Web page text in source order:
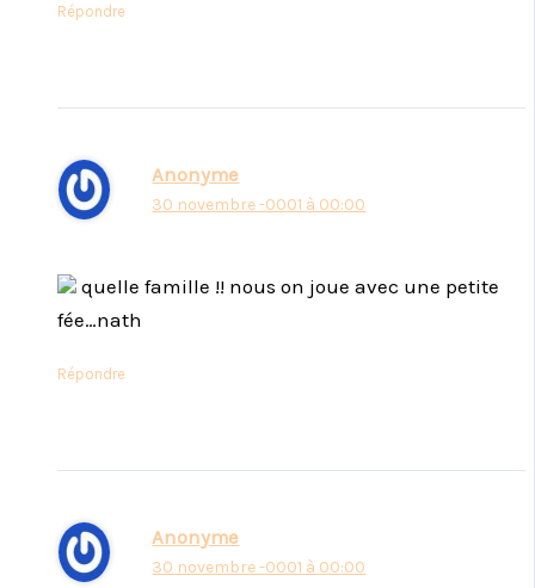
Répondre
Anonyme
30 novembre -0001 à 00:00
quelle famille !! nous on joue avec une petite
fée…nath
Répondre
Anonyme
30 novembre -0001 à 00:00